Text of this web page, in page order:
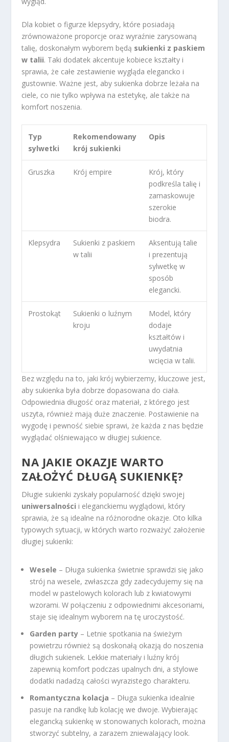
Dla kobiet o figurze klepsydry, które posiadają
zrównoważone proporcje oraz wyraźnie zarysowaną
talię, doskonałym wyborem będą sukienki z paskiem
w talii. Taki dodatek akcentuje kobiece kształty i
sprawia, że całe zestawienie wygląda elegancko i
gustownie. Ważne jest, aby sukienka dobrze leżała na
ciele, co nie tylko wpływa na estetykę, ale także na
komfort noszenia.
Typ
sylwetki
Rekomendowany
krój sukienki
Opis
Gruszka Krój empire
Krój, który
podkreśla talię i
zamaskowuje
szerokie
biodra.
Klepsydra
Sukienki z paskiem
w talii
Aksentują talie
i prezentują
sylwetkę w
sposób
elegancki.
Prostokąt
Sukienki o luźnym
kroju
Model, który
dodaje
kształtów i
uwydatnia
wcięcia w talii.
Bez względu na to, jaki krój wybierzemy, kluczowe jest,
aby sukienka była dobrze dopasowana do ciała.
Odpowiednia długość oraz materiał, z którego jest
uszyta, również mają duże znaczenie. Postawienie na
wygodę i pewność siebie sprawi, że każda z nas będzie
wyglądać olśniewająco w długiej sukience.
NA JAKIE OKAZJE WARTO
ZAŁOŻYĆ DŁUGĄ SUKIENKĘ?
Długie sukienki zyskały popularność dzięki swojej
uniwersalności i eleganckiemu wyglądowi, który
sprawia, że są idealne na różnorodne okazje. Oto kilka
typowych sytuacji, w których warto rozważyć założenie
długiej sukienki:
Wesele – Długa sukienka świetnie sprawdzi się jako
strój na wesele, zwłaszcza gdy zadecydujemy się na
model w pastelowych kolorach lub z kwiatowymi
wzorami. W połączeniu z odpowiednimi akcesoriami,
staje się idealnym wyborem na tę uroczystość.
Garden party – Letnie spotkania na świeżym
powietrzu również są doskonałą okazją do noszenia
długich sukienek. Lekkie materiały i luźny krój
zapewnią komfort podczas upalnych dni, a stylowe
dodatki nadadzą całości wyrazistego charakteru.
Romantyczna kolacja – Długa sukienka idealnie
pasuje na randkę lub kolację we dwoje. Wybierając
elegancką sukienkę w stonowanych kolorach, można
stworzyć subtelny, a zarazem zniewalający look.